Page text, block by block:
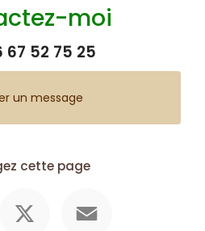
moi
67 52 75 25
un message
cette page